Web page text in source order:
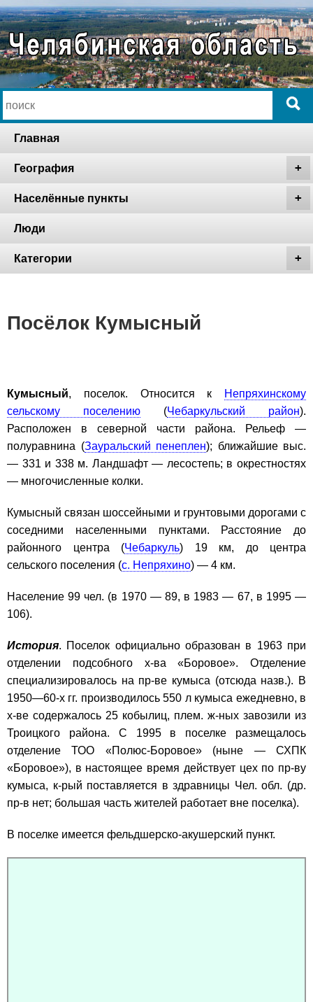
Главная
География
Населённые пункты
Люди
Категории
Посёлок Кумысный
Кумысный, поселок. Относится к
Непряхинскому
сельскому поселению (Чебаркульский район).
Расположен в северной части района. Рельеф —
полуравнина (Зауральский пенеплен); ближайшие выс.
— 331 и 338 м. Ландшафт — лесостепь; в окрестностях
— многочисленные колки.
Кумысный связан шоссейными и грунтовыми дорогами с
соседними населенными пунктами. Расстояние до
районного центра (Чебаркуль) 19 км, до центра
сельского поселения (с. Непряхино) — 4 км.
Население 99 чел. (в 1970 — 89, в 1983 — 67, в 1995 —
106).
История. Поселок официально образован в 1963 при
отделении подсобного х-ва «Боровое». Отделение
специализировалось на пр-ве кумыса (отсюда назв.). В
1950—60-х гг. производилось 550 л кумыса ежедневно, в
х-ве содержалось 25 кобылиц, плем. ж-ных завозили из
Троицкого района. С 1995 в поселке размещалось
отделение ТОО «Полюс-Боровое» (ныне — СХПК
«Боровое»), в настоящее время действует цех по пр-ву
кумыса, к-рый поставляется в здравницы Чел. обл. (др.
пр-в нет; большая часть жителей работает вне поселка).
В поселке имеется фельдшерско-акушерский пункт.